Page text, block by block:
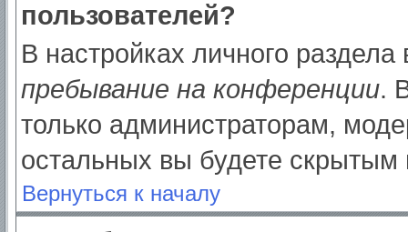
пользователей?
В настройках личного
пребывание на конференции.
только администраторам,
остальных вы будете скрытым
Вернуться к началу